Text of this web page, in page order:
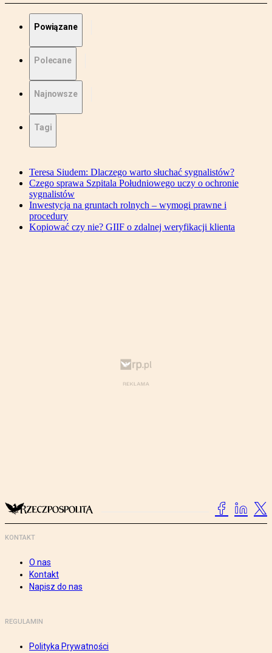
Powiązane
Polecane
Najnowsze
Tagi
Teresa Siudem: Dlaczego warto słuchać sygnalistów?
Czego sprawa Szpitala Południowego uczy o ochronie
sygnalistów
Inwestycja na gruntach rolnych – wymogi prawne i
procedury
Kopiować czy nie? GIIF o zdalnej weryfikacji klienta
KONTAKT
O nas
Kontakt
Napisz do nas
REGULAMIN
Polityka Prywatności